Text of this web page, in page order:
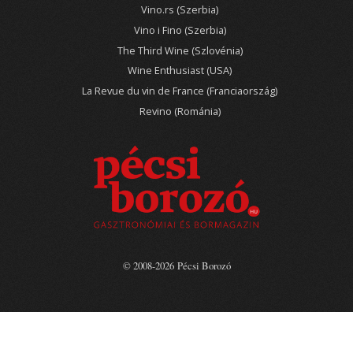
Vino.rs (Szerbia)
Vino i Fino (Szerbia)
The Third Wine (Szlovénia)
Wine Enthusiast (USA)
La Revue du vin de France (Franciaország)
Revino (Románia)
© 2008-2026 Pécsi Borozó